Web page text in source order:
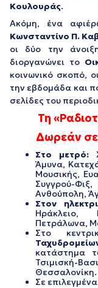
Κουλουράς.
Ακόμη, ένα
Κωνσταντίνο Π.
οι δύο την
διοργανώνει το
κοινωνικό σκοπό,
την εβδομάδα και
σελίδες του
Τη
Δωρεάν
Στο μετρό:
Άμυνα,
Μουσικής,
Συγγρού-
Ανθούπολη,
Στον
Ηράκλειο,
Πετράλωνα,
Στο
κατάστημα
Θεσσαλονίκη.
Σε επιλεγμένα